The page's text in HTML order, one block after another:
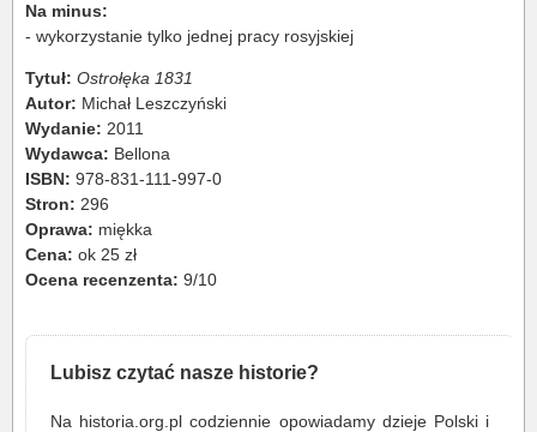
Na minus:
- wykorzystanie tylko jednej pracy rosyjskiej
Tytuł: Ostrołęka 1831
Autor: Michał Leszczyński
Wydanie: 2011
Wydawca: Bellona
ISBN: 978-831-111-997-0
Stron: 296
Oprawa: miękka
Cena: ok 25 zł
Ocena recenzenta: 9/10
Lubisz czytać nasze historie?
Na historia.org.pl codziennie opowiadamy dzieje Polski i